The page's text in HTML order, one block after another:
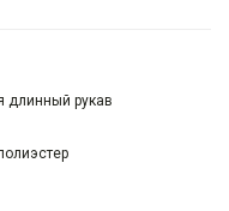
длинный рукав